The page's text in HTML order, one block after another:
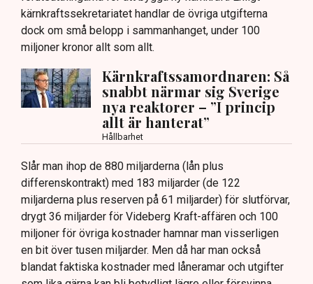
kärnkraftssekretariatet handlar de övriga utgifterna
dock om små belopp i sammanhanget, under 100
miljoner kronor allt som allt.
Kärnkraftssamordnaren: Så
snabbt närmar sig Sverige
nya reaktorer – ”I princip
allt är hanterat”
Hållbarhet
Slår man ihop de 880 miljarderna (lån plus
differenskontrakt) med 183 miljarder (de 122
miljarderna plus reserven på 61 miljarder) för slutförvar,
drygt 36 miljarder för Videberg Kraft-affären och 100
miljoner för övriga kostnader hamnar man visserligen
en bit över tusen miljarder. Men då har man också
blandat faktiska kostnader med låneramar och utgifter